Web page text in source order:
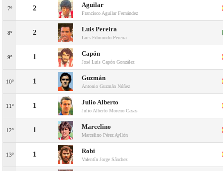
7º 2 Aguilar
Francisco Aguilar Fernández
8º 2 Luis Pereira
Luis Edmundo Pereira
9º 1 Capón
José Luis Capón González
10º 1 Guzmán
Antonio Guzmán Núñez
11º 1 Julio Alberto
Julio Alberto Moreno Casas
12º 1 Marcelino
Marcelino Pérez Ayllón
13º 1 Robi
Valentín Jorge Sánchez